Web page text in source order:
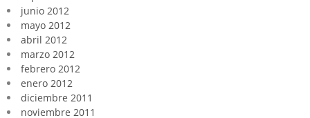
junio 2012
mayo 2012
abril 2012
marzo 2012
febrero 2012
enero 2012
diciembre 2011
noviembre 2011